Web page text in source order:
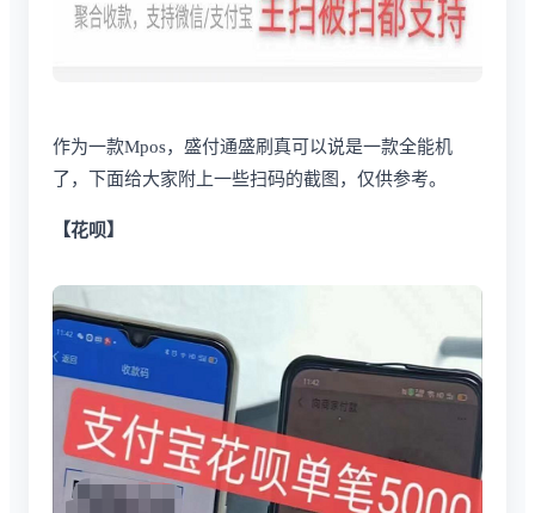
作为一款Mpos，盛付通盛刷真可以说是一款全能机
了，下面给大家附上一些扫码的截图，仅供参考。
【花呗】